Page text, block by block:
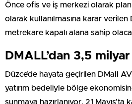
Önce ofis ve iş merkezi olarak
olarak kullanılmasına karar verilen
metrekare kapalı alana sahip
DMALL’dan 3,5 milyar
Düzce’de hayata geçirilen DMall
yatırım bedeliyle bölge
sunmaya hazırlanıyor. 21 Mayıs’ta